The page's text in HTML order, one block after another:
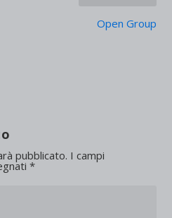
Open Group
pubblicato. I campi
*